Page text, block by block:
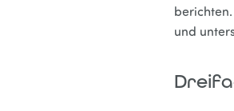
und